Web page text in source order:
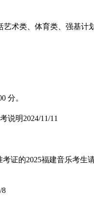
术类、体育类、强基计
分。
说明2024/11/11
证的2025福建音乐考生
8